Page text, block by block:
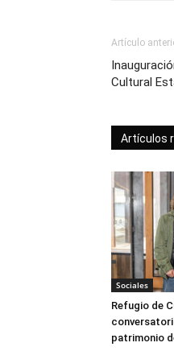
Artículo
Cultural
Artículos
Sociales
Refugio de
patrimonio